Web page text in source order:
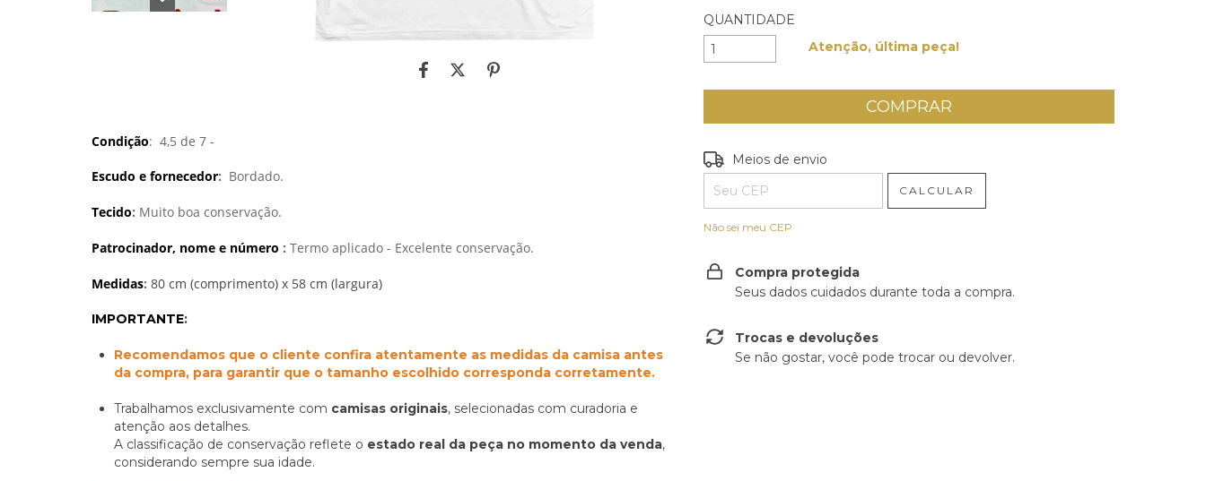
Condição: 4,5 de 7 -
Escudo e fornecedor: Bordado.
Tecido: Muito boa conservação.
Patrocinador, nome e número : Termo aplicado - Excelente conservação.
Medidas: 80 cm (comprimento) x 58 cm (largura)
IMPORTANTE:
Recomendamos que o cliente confira atentamente as medidas da camisa antes
da compra, para garantir que o tamanho escolhido corresponda corretamente.
Trabalhamos exclusivamente com camisas originais, selecionadas com curadoria e
atenção aos detalhes.
A classificação de conservação reflete o estado real da peça no momento da venda,
considerando sempre sua idade.
QUANTIDADE
Atenção, última peça!
Entregas para o CEP:
Meios de envio
CALCULAR
Não sei meu CEP
Compra protegida
Seus dados cuidados durante toda a compra.
Trocas e devoluções
Se não gostar, você pode trocar ou devolver.